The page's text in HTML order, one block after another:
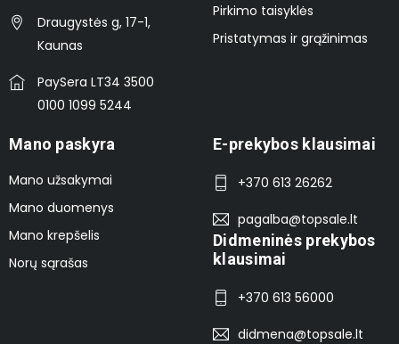
Draugystės g, 17-1,
Kaunas
PaySera LT34 3500
0100 1099 5244
Pirkimo taisyklės
Pristatymas ir grąžinimas
Mano paskyra
Mano užsakymai
Mano duomenys
Mano krepšelis
Norų sąrašas
E-prekybos klausimai
+370 613 26262
pagalba@topsale.lt
Didmeninės prekybos
klausimai
+370 613 56000
didmena@topsale.lt